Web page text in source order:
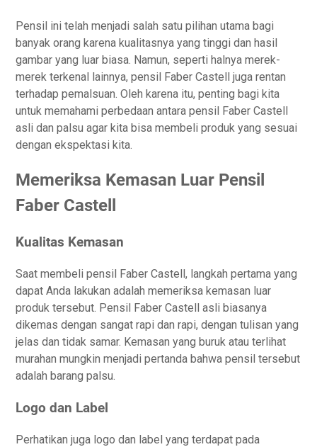
Pensil ini telah menjadi salah satu pilihan utama bagi
banyak orang karena kualitasnya yang tinggi dan hasil
gambar yang luar biasa. Namun, seperti halnya merek-
merek terkenal lainnya, pensil Faber Castell juga rentan
terhadap pemalsuan. Oleh karena itu, penting bagi kita
untuk memahami perbedaan antara pensil Faber Castell
asli dan palsu agar kita bisa membeli produk yang sesuai
dengan ekspektasi kita.
Memeriksa Kemasan Luar Pensil
Faber Castell
Kualitas Kemasan
Saat membeli pensil Faber Castell, langkah pertama yang
dapat Anda lakukan adalah memeriksa kemasan luar
produk tersebut. Pensil Faber Castell asli biasanya
dikemas dengan sangat rapi dan rapi, dengan tulisan yang
jelas dan tidak samar. Kemasan yang buruk atau terlihat
murahan mungkin menjadi pertanda bahwa pensil tersebut
adalah barang palsu.
Logo dan Label
Perhatikan juga logo dan label yang terdapat pada